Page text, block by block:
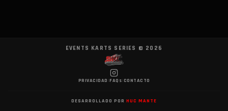
EVENTS KARTS SERIES © 2026
PRIVACIDAD FAQs CONTACTO
DESARROLLADO POR HUC MANTE